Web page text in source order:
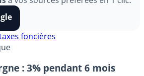
aucun décryptage, ajoutez
à vos sources préférées en 1 clic.
taxes foncières